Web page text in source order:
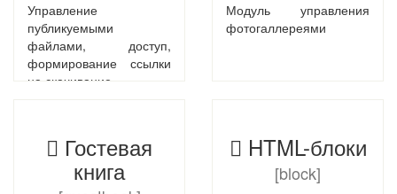
Управление
публикуемыми
файлами, доступ,
формирование ссылки
на скачивание
Модуль управления
фотогаллереями
Гостевая
книга
HTML-блоки
[block]